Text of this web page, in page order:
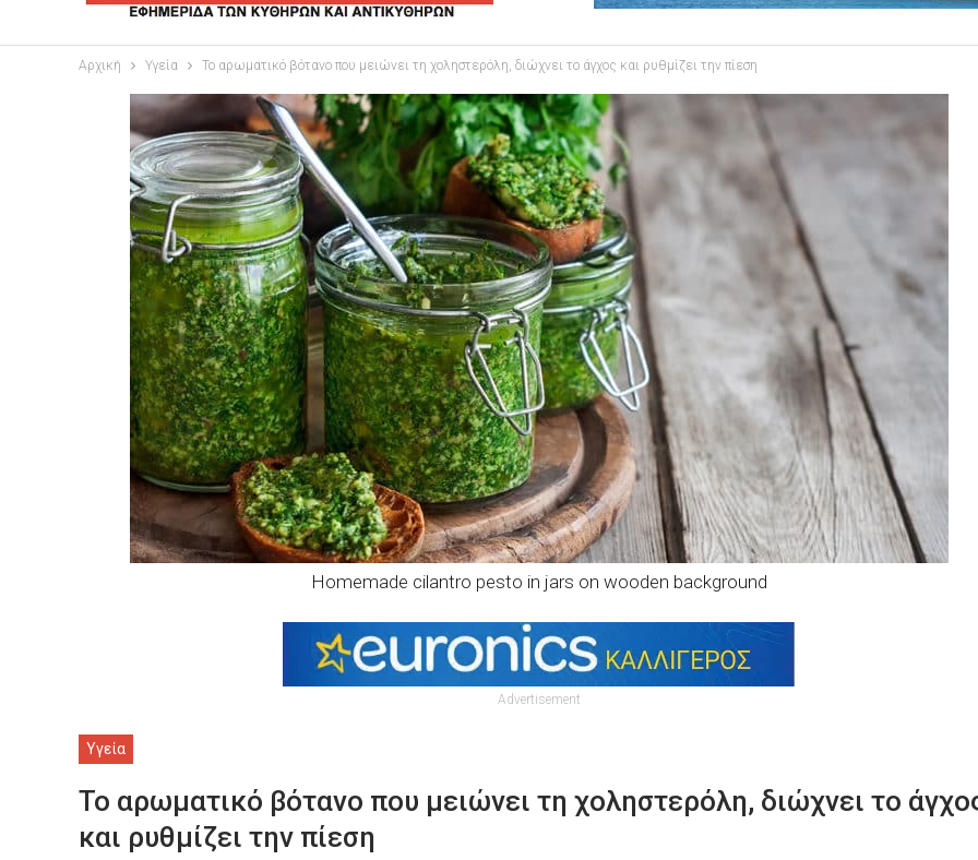
Αρχική Υγεία Το αρωματικό βότανο που μειώνει τη χοληστερόλη, διώχνει το άγχος και ρυθμίζει την πίεση
Homemade cilantro pesto in jars on wooden background
Advertisement
Υγεία
Το αρωματικό βότανο που μειώνει τη χοληστερόλη, διώχνει το
και ρυθμίζει την πίεση